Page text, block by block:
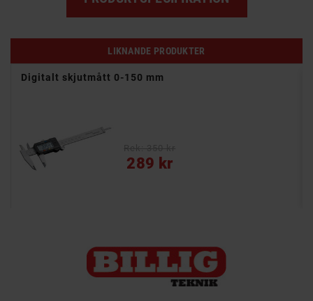
LIKNANDE PRODUKTER
Digitalt skjutmått 0-150 mm
289 kr
Pris